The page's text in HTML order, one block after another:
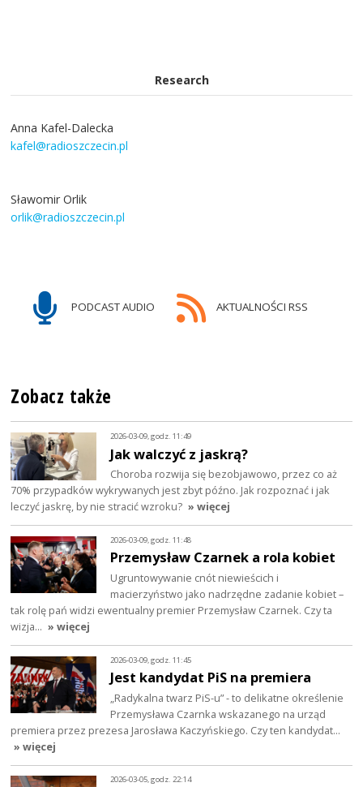
Research
Anna Kafel-Dalecka
kafel@radioszczecin.pl
Sławomir Orlik
orlik@radioszczecin.pl
PODCAST AUDIO AKTUALNOŚCI RSS
Zobacz także
2026-03-09, godz. 11:49
Jak walczyć z jaskrą?
Choroba rozwija się bezobjawowo, przez co aż
70% przypadków wykrywanych jest zbyt późno. Jak rozpoznać i jak
leczyć jaskrę, by nie stracić wzroku? » więcej
2026-03-09, godz. 11:48
Przemysław Czarnek a rola kobiet
Ugruntowywanie cnót niewieścich i
macierzyństwo jako nadrzędne zadanie kobiet –
tak rolę pań widzi ewentualny premier Przemysław Czarnek. Czy ta
wizja… » więcej
2026-03-09, godz. 11:45
Jest kandydat PiS na premiera
„Radykalna twarz PiS-u” - to delikatne określenie
Przemysława Czarnka wskazanego na urząd
premiera przez prezesa Jarosława Kaczyńskiego. Czy ten kandydat…
» więcej
2026-03-05, godz. 22:14